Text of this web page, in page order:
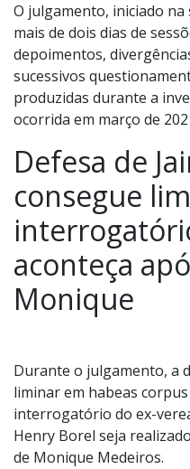
O julgamento, iniciado
mais de dois dias de
depoimentos,
sucessivos
produzidas durante a
ocorrida em março de
Defesa de
consegue
aconteça
Monique
Durante o julgamento, a
liminar em habeas
interrogatório do ex-
Henry Borel seja
de Monique Medeiros.